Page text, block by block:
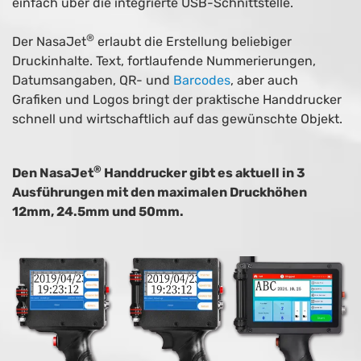
Der NasaJet® erlaubt die Erstellung beliebiger
Druckinhalte. Text, fortlaufende Nummerierungen,
Datumsangaben, QR- und Barcodes, aber auch
Grafiken und Logos bringt der praktische Handdrucker
schnell und wirtschaftlich auf das gewünschte Objekt.
Den NasaJet® Handdrucker gibt es aktuell in 3
Ausführungen mit den maximalen Druckhöhen
12mm, 24.5mm und 50mm.